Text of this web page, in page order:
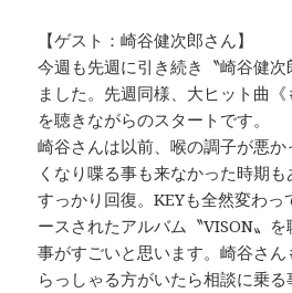
【ゲスト：崎谷健次郎さん】
今週も先週に引き続き〝崎谷健
ました。先週同様、大ヒット曲《
を聴きながらのスタートです。
崎谷さんは以前、喉の調子が悪
くなり喋る事も来なかった時期
すっかり回復。KEYも全然変わっ
ースされたアルバム〝VISON〟
事がすごいと思います。崎谷さ
らっしゃる方がいたら相談に乗